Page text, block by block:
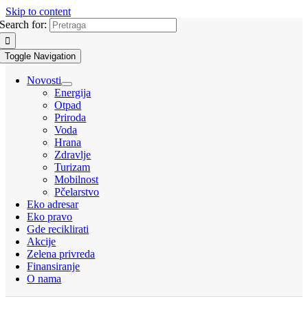
Skip to content
Search for:
Toggle Navigation
Novosti
Energija
Otpad
Priroda
Voda
Hrana
Zdravlje
Turizam
Mobilnost
Pčelarstvo
Eko adresar
Eko pravo
Gde reciklirati
Akcije
Zelena privreda
Finansiranje
O nama